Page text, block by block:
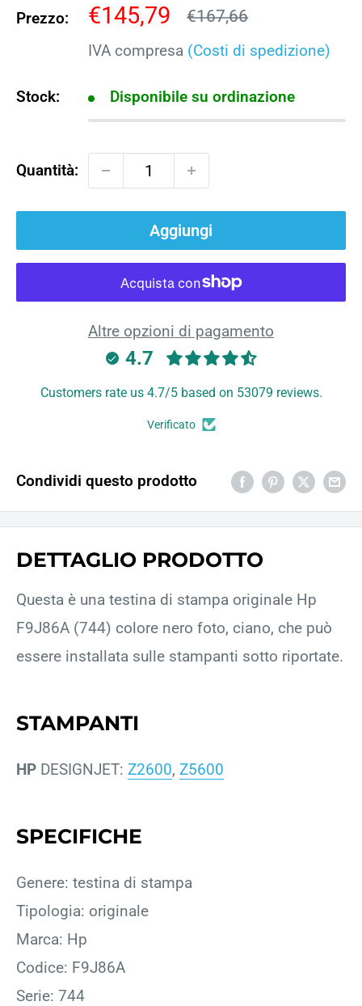
Prezzo:
Prezzo
scontato
€145,79 Prezzo
€167,66
IVA compresa (Costi di spedizione)
Stock: Disponibile su ordinazione
Quantità:
Aggiungi
Altre opzioni di pagamento
4.7
Customers rate us 4.7/5 based on 53079 reviews.
Verificato
Condividi questo prodotto
DETTAGLIO PRODOTTO
Questa è una testina di stampa originale Hp
F9J86A (744) colore nero foto, ciano, che può
essere installata sulle stampanti sotto riportate.
STAMPANTI
HP DESIGNJET: Z2600, Z5600
SPECIFICHE
Genere: testina di stampa
Tipologia: originale
Marca: Hp
Codice: F9J86A
Serie: 744